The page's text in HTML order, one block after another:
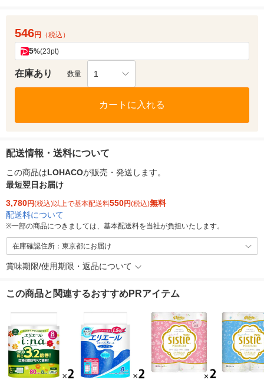
546円 （税込）
5%(23pt)
在庫あり 数量 1
カートに入れる
配送情報・送料について
この商品はLOHACOが販売・発送します。
最短翌日お届け
3,780円(税込)以上で基本配送料550円(税込)無料
配送料について
※一部の商品につきましては、基本配送料を当社が負担いたします。
在庫確認住所：東京都にお届け
賞味期限/使用期限・返品について
この商品と関連するおすすめPRアイテム